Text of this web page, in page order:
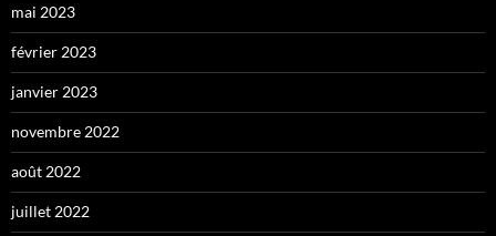
mai 2023
février 2023
janvier 2023
novembre 2022
août 2022
juillet 2022